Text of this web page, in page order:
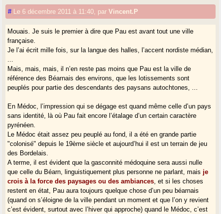
# Le 6 décembre 2011 à 11:40 parVincent.P
Mouais. Je suis le premier à dire que Pau est avant tout une ville
française.
Je l’ai écrit mille fois, sur la langue des halles, l’accent nordiste médian,
Mais, mais, mais, il n’en reste pas moins que Pau est la ville de
référence des Béarnais des environs, que les lotissements sont
peuplés pour partie des descendants des paysans autochtones, ...
En Médoc, l’impression qui se dégage est quand même celle d’un pays
sans identité, là où Pau fait encore l’étalage d’un certain caractère
pyrénéen.
Le Médoc était assez peu peuplé au fond, il a été en grande partie
"colonisé" depuis le 19ème siècle et aujourd’hui il est un terrain de jeu
des Bordelais.
A terme, il est évident que la gasconnité médoquine sera aussi nulle
que celle du Béarn, linguistiquement plus personne ne parlant, mais je
crois à la force des paysages ou des ambiances , et si les choses
restent en état, Pau aura toujours quelque chose d’un peu béarnais
(quand on s’éloigne de la ville pendant un moment et que l’on y revient
c’est évident, surtout avec l’hiver qui approche) quand le Médoc, c’est